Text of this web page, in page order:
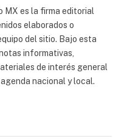
MX es la firma editorial
elaborados o
del sitio. Bajo esta
informativas,
de interés general
nacional y local.